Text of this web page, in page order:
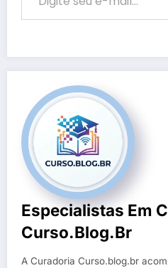
Especialistas Em
Curso.blog.br
A Curadoria Curso.blog.br